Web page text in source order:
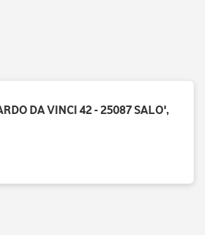
DA VINCI 42 - 25087 SALO',